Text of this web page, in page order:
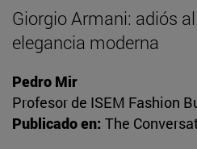
Giorgio Armani: adiós
elegancia moderna
Pedro Mir
Profesor de ISEM Fashion
Publicado en: The